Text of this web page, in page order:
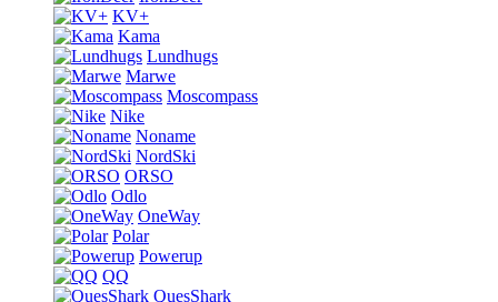
KV+
Kama
Lundhugs
Marwe
Moscompass
Nike
Noname
NordSki
ORSO
Odlo
OneWay
Polar
Powerup
QQ
QuesShark